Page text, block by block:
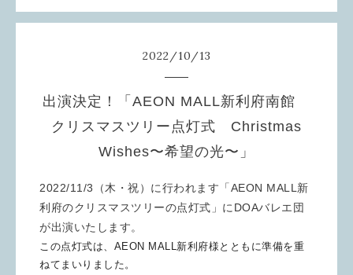
2022 /10 /13
出演決定！「AEON MALL新利府南館
クリスマスツリー点灯式 Christmas
Wishes〜希望の光〜」
2022/11/3（木・祝）に行われます「AEON MALL新
利府のクリスマスツリーの点灯式」にDOAバレエ団
が出演いたします。
この点灯式は、AEON MALL新利府様とともに準備を重
ねてまいりました。